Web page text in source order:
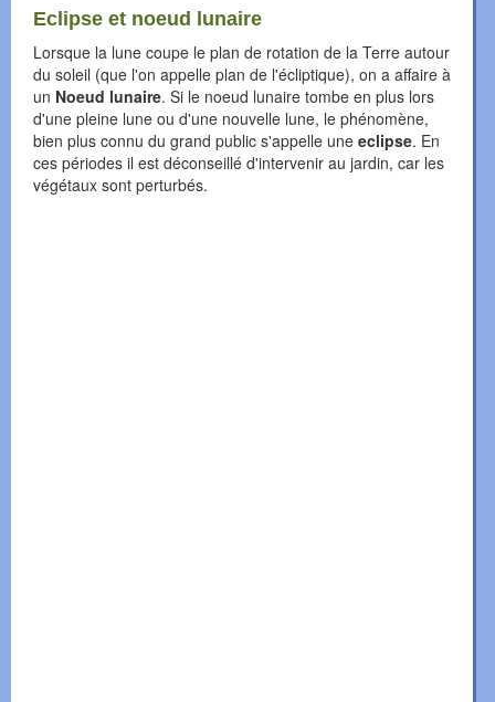
Eclipse et noeud lunaire
Lorsque la lune coupe le plan de rotation de la Terre autour
du soleil (que l'on appelle plan de l'écliptique), on a affaire à
un Noeud lunaire. Si le noeud lunaire tombe en plus lors
d'une pleine lune ou d'une nouvelle lune, le phénomène,
bien plus connu du grand public s'appelle une eclipse. En
ces périodes il est déconseillé d'intervenir au jardin, car les
végétaux sont perturbés.